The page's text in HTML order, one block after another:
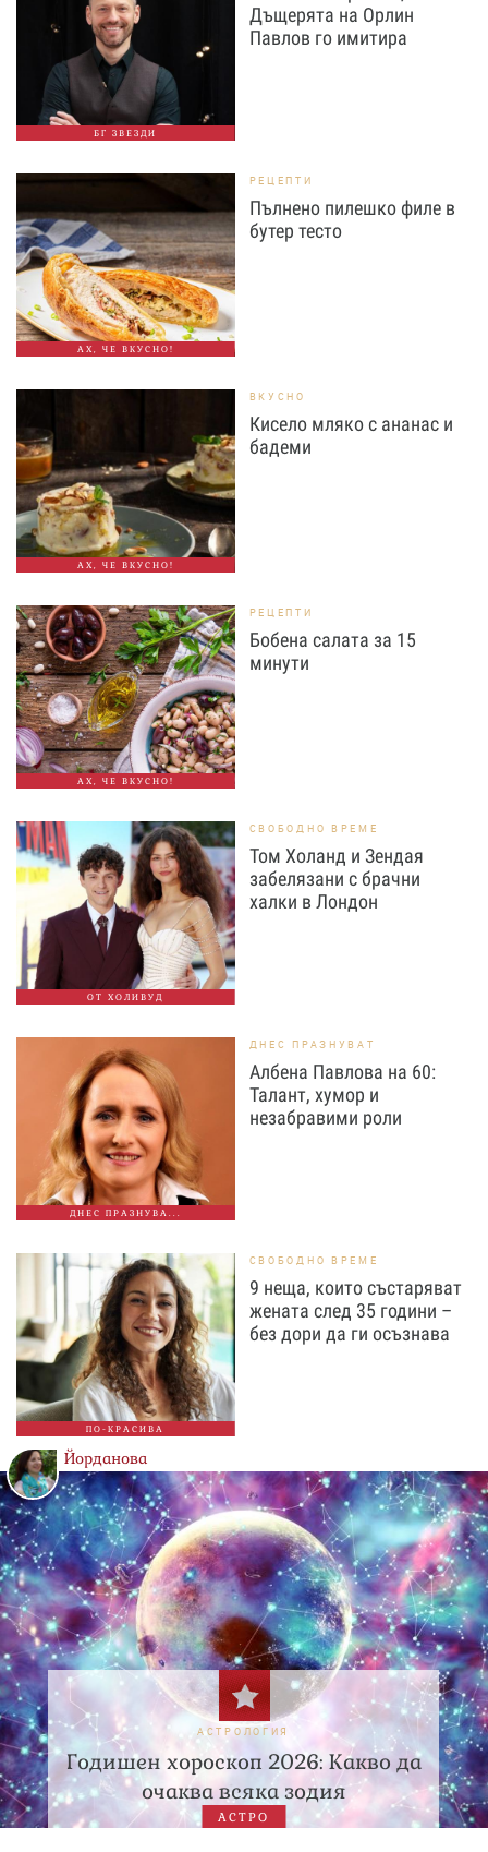
БГ ЗВЕЗДИ
Дъщерята на Орлин
Павлов го имитира
АХ, ЧЕ ВКУСНО!
РЕЦЕПТИ
Пълнено пилешко филе в
бутер тесто
АХ, ЧЕ ВКУСНО!
ВКУСНО
Кисело мляко с ананас и
бадеми
АХ, ЧЕ ВКУСНО!
РЕЦЕПТИ
Бобена салата за 15
минути
ОТ ХОЛИВУД
СВОБОДНО ВРЕМЕ
Том Холанд и Зендая
забелязани с брачни
халки в Лондон
ДНЕС ПРАЗНУВА...
ДНЕС ПРАЗНУВАТ
Албена Павлова на 60:
Талант, хумор и
незабравими роли
ПО-КРАСИВА
СВОБОДНО ВРЕМЕ
9 неща, които състаряват
жената след 35 години –
без дори да ги осъзнава
Йорданова
АСТРОЛОГИЯ
Годишен хороскоп 2026: Какво да
очаква всяка зодия
АСТРО